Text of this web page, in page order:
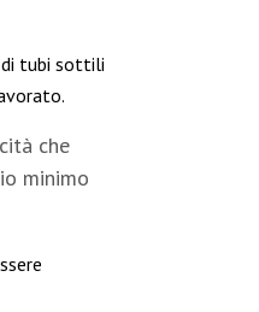
di tubi sottili
che
minimo